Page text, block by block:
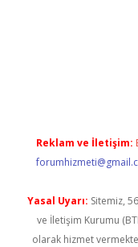
Reklam ve İletişim:
Yasal Uyarı: Sitemiz,
ve İletişim Kurumu
olarak hizmet